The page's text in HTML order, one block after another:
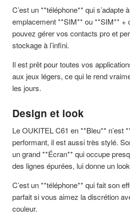
C’est un **téléphone** qui s’adapte
emplacement **SIM** ou **SIM** +
pouvez gérer vos contacts pro et
stockage à l’infini.
Il est prêt pour toutes vos
aux jeux légers, ce qui le rend
les jours.
Design et look
Le OUKITEL C61 en **Bleu** n’est
performant, il est aussi très stylé.
un grand **Écran** qui occupe
des lignes épurées, lui donne un
C’est un **téléphone** qui fait son
parfait si vous aimez la discrétion
couleur.